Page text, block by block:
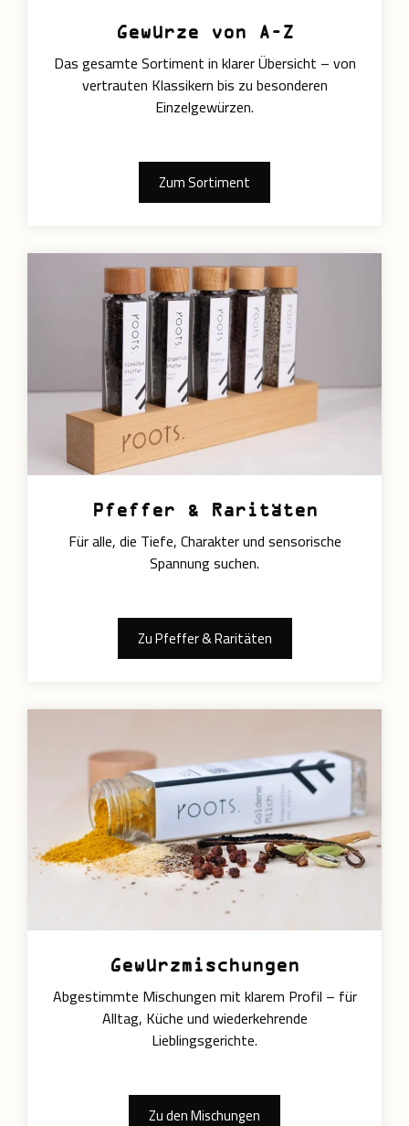
Gewürze von A–Z
Das gesamte Sortiment in klarer Übersicht – von
vertrauten Klassikern bis zu besonderen
Einzelgewürzen.
Zum Sortiment
Pfeffer & Raritäten
Für alle, die Tiefe, Charakter und sensorische
Spannung suchen.
Zu Pfeffer & Raritäten
Gewürzmischungen
Abgestimmte Mischungen mit klarem Profil – für
Alltag, Küche und wiederkehrende
Lieblingsgerichte.
Zu den Mischungen